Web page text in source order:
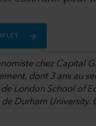
chez Capital
dont 3 ans au
London School of
Durham University.